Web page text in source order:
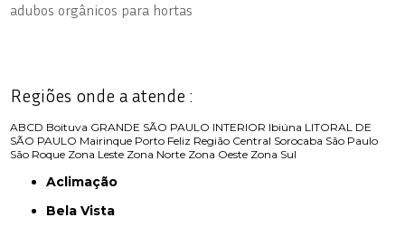
adubos orgânicos para hortas
Regiões onde a atende :
ABCD Boituva GRANDE SÃO PAULO INTERIOR Ibiúna LITORAL DE
SÃO PAULO Mairinque Porto Feliz Região Central Sorocaba São Paulo
São Roque Zona Leste Zona Norte Zona Oeste Zona Sul
Aclimação
Bela Vista